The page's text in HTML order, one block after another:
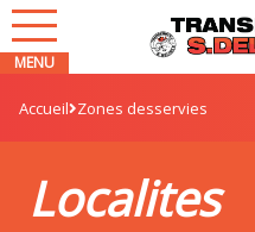
Accueil Zones desservies
Localites